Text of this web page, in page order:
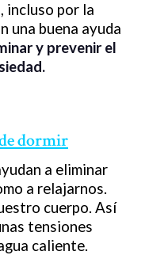
incluso por la
una buena ayuda
y prevenir el
dormir
a eliminar
a relajarnos.
cuerpo. Así
tensiones
caliente.